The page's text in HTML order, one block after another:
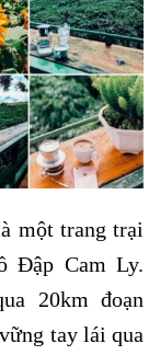
một trang trại
Đập Cam Ly.
20km đoạn
tay lái qua